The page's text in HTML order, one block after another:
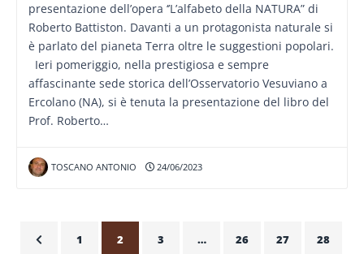
presentazione dell’opera ‘’L’alfabeto della NATURA” di
Roberto Battiston. Davanti a un protagonista naturale si
è parlato del pianeta Terra oltre le suggestioni popolari.
Ieri pomeriggio, nella prestigiosa e sempre
affascinante sede storica dell’Osservatorio Vesuviano a
Ercolano (NA), si è tenuta la presentazione del libro del
Prof. Roberto…
TOSCANO ANTONIO 24/06/2023
1 2 3 … 26 27 28